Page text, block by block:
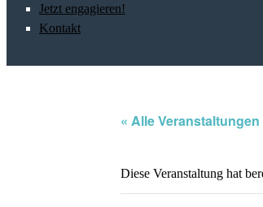
Jetzt engagieren!
Kontakt
« Alle Veranstaltungen
Diese Veranstaltung hat